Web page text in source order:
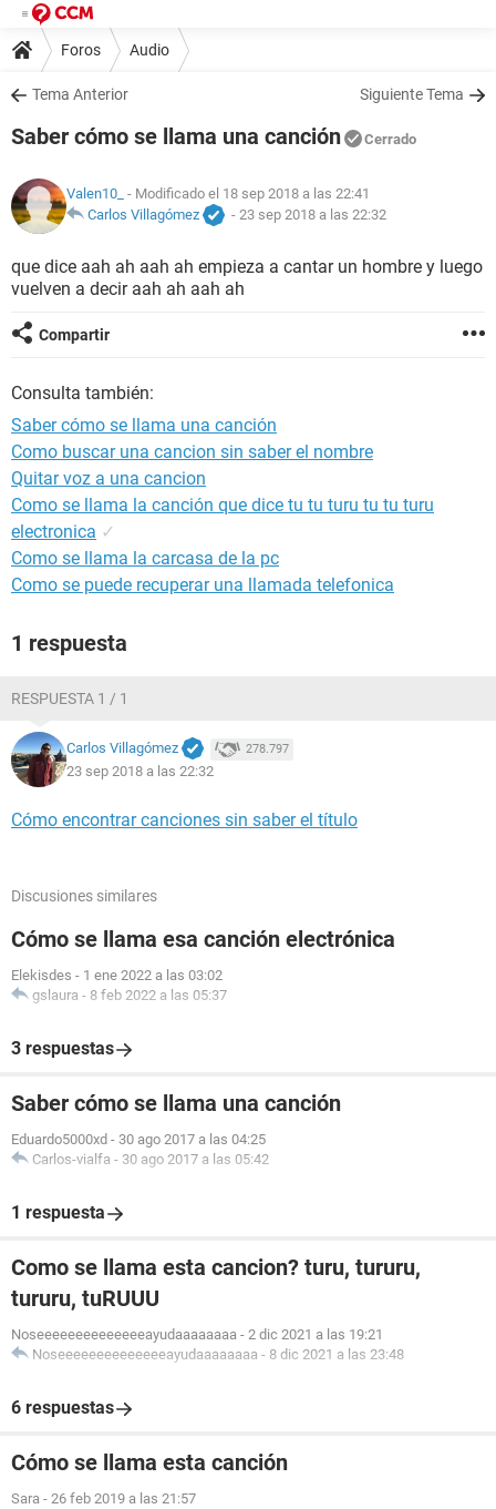
Foros Audio
Tema Anterior Siguiente Tema
Saber cómo se llama una canción Cerrado
Valen10_ - Modificado el 18 sep 2018 a las 22:41
Carlos Villagómez
- 23 sep 2018 a las 22:32
que dice aah ah aah ah empieza a cantar un hombre y luego
vuelven a decir aah ah aah ah
Compartir
Consulta también:
Saber cómo se llama una canción
Como buscar una cancion sin saber el nombre
Quitar voz a una cancion
Como se llama la canción que dice tu tu turu tu tu turu
electronica ✓
Como se llama la carcasa de la pc
Como se puede recuperar una llamada telefonica
1 respuesta
RESPUESTA 1 / 1
Carlos Villagómez 278.797
23 sep 2018 a las 22:32
Cómo encontrar canciones sin saber el título
Discusiones similares
Cómo se llama esa canción electrónica
Elekisdes - 1 ene 2022 a las 03:02
gslaura - 8 feb 2022 a las 05:37
3 respuestas
Saber cómo se llama una canción
Eduardo5000xd - 30 ago 2017 a las 04:25
Carlos-vialfa - 30 ago 2017 a las 05:42
1 respuesta
Como se llama esta cancion? turu, tururu,
tururu, tuRUUU
Noseeeeeeeeeeeeeeayudaaaaaaaa - 2 dic 2021 a las 19:21
Noseeeeeeeeeeeeeeayudaaaaaaaa - 8 dic 2021 a las 23:48
6 respuestas
Cómo se llama esta canción
Sara - 26 feb 2019 a las 21:57